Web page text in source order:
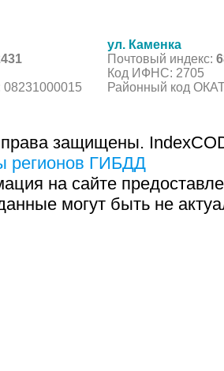
ул. Каменка
Почтовый индекс:
Код ИФНС: 2705
Районный код
защищены.
регионов ГИБДД
на сайте
могут быть не